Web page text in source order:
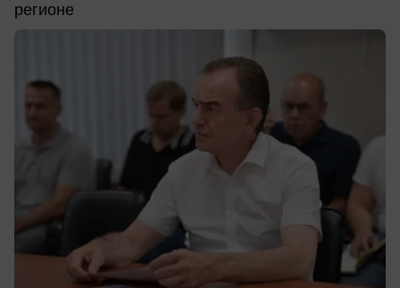
регионе